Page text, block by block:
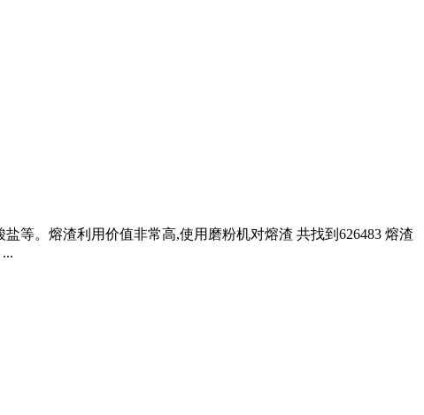
等。熔渣利用价值非常高,使用磨粉机对熔渣 共找到626483 熔渣